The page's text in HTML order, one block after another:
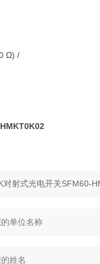
Ω) /